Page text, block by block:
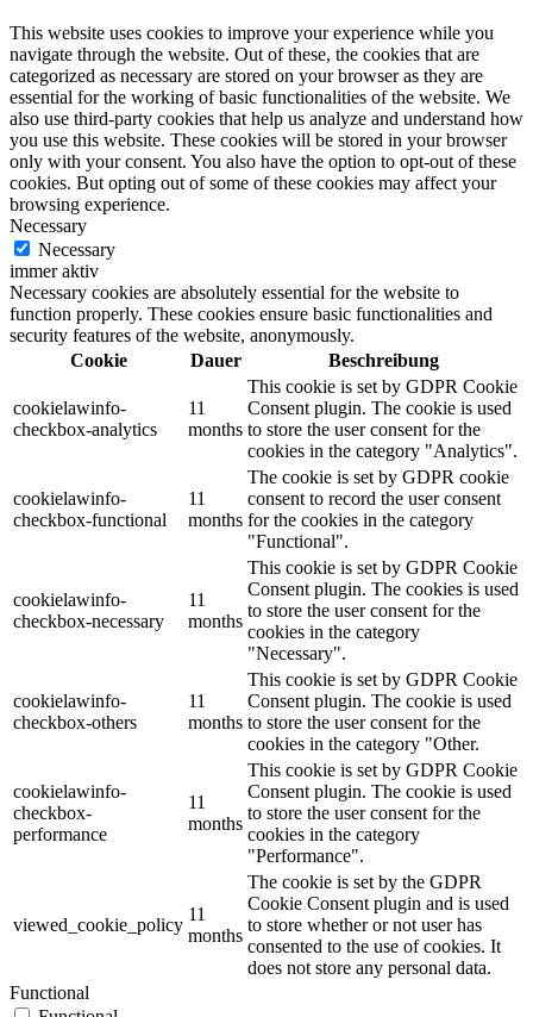
This website uses cookies to improve your experience while you
navigate through the website. Out of these, the cookies that are
categorized as necessary are stored on your browser as they are
essential for the working of basic functionalities of the website. We
also use third-party cookies that help us analyze and understand how
you use this website. These cookies will be stored in your browser
only with your consent. You also have the option to opt-out of these
cookies. But opting out of some of these cookies may affect your
browsing experience.
Necessary
Necessary
immer aktiv
Necessary cookies are absolutely essential for the website to
function properly. These cookies ensure basic functionalities and
security features of the website, anonymously.
Cookie
Dauer Beschreibung
cookielawinfo-
checkbox-analytics
11
months
This cookie is set by GDPR Cookie
Consent plugin. The cookie is used
to store the user consent for the
cookies in the category "Analytics".
cookielawinfo-
checkbox-functional
11
months
The cookie is set by GDPR cookie
consent to record the user consent
for the cookies in the category
"Functional".
cookielawinfo-
checkbox-necessary
11
months
This cookie is set by GDPR Cookie
Consent plugin. The cookies is used
to store the user consent for the
cookies in the category
"Necessary".
cookielawinfo-
checkbox-others
11
months
This cookie is set by GDPR Cookie
Consent plugin. The cookie is used
to store the user consent for the
cookies in the category "Other.
cookielawinfo-
checkbox-
performance
11
months
This cookie is set by GDPR Cookie
Consent plugin. The cookie is used
to store the user consent for the
cookies in the category
"Performance".
viewed_cookie_policy
11
months
The cookie is set by the GDPR
Cookie Consent plugin and is used
to store whether or not user has
consented to the use of cookies. It
does not store any personal data.
Functional